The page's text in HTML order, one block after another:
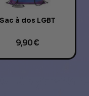
Sac à dos LGBT
9,90 €